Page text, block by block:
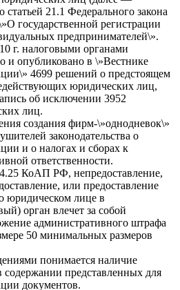
21.1 Федерального закона
государственной регистрации
предпринимателей\».
г. налоговыми органами
и опубликовано в \»Вестнике
4699 решений о предстоящем
юридических лиц,
об исключении 3952
лиц.
создания фирм-\»однодневок\»
законодательства о
и о налогах и сборах к
ответственности.
КоАП РФ, непредоставление,
или предоставление
юридическом лице в
орган влечет за собой
административного штрафа
50 минимальных размеров
понимается наличие
содержании представленных для
документов.